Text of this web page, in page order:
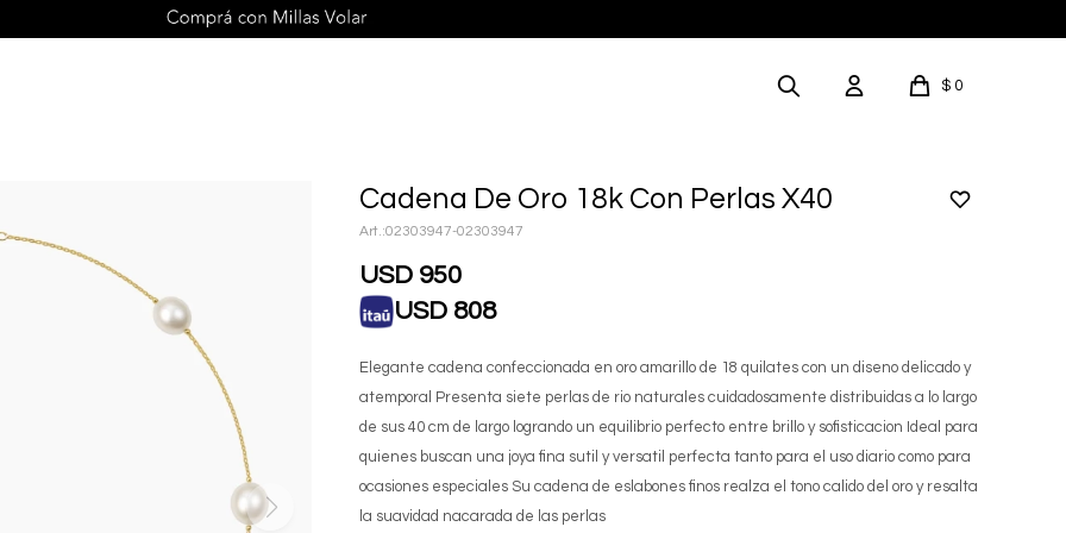
$ 0
Cadena De Oro 18k Con Perlas X40
02303947-02303947
USD 950
USD 808
Elegante cadena confeccionada en oro amarillo de 18 quilates con un diseno delicado y
atemporal Presenta siete perlas de rio naturales cuidadosamente distribuidas a lo largo
de sus 40 cm de largo logrando un equilibrio perfecto entre brillo y sofisticacion Ideal para
quienes buscan una joya fina sutil y versatil perfecta tanto para el uso diario como para
ocasiones especiales Su cadena de eslabones finos realza el tono calido del oro y resalta
la suavidad nacarada de las perlas